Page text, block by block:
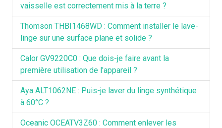
vaisselle est correctement mis à la terre ?
Thomson THBI1468WD : Comment installer le lave-
linge sur une surface plane et solide ?
Calor GV9220C0 : Que dois-je faire avant la
première utilisation de l'appareil ?
Aya ALT1062NE : Puis-je laver du linge synthétique
à 60°C ?
Oceanic OCEATV3Z60 : Comment enlever les